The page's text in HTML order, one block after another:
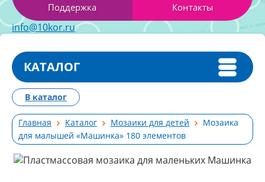
Поддержка Контакты
info@10kor.ru
КАТАЛОГ
Главная Каталог Мозаики для детей
Мозаика
для малышей «Машинка» 180 элементов
В каталог